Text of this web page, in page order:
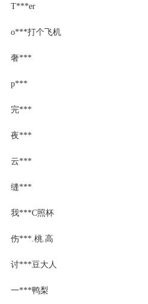
T***er
o***打个飞机
奢***
p***
完***
夜***
云***
缝***
我***C照杯
伤***.桃.高
讨***豆大人
一***鸭梨